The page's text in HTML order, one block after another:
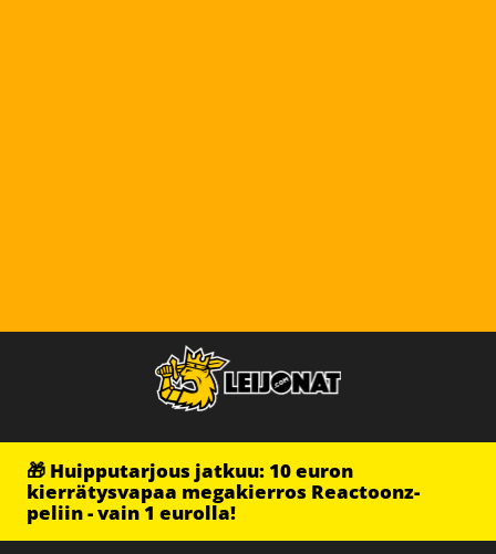
🎁 Huipputarjous jatkuu: 10 euron
kierrätysvapaa megakierros Reactoonz-
peliin - vain 1 eurolla!